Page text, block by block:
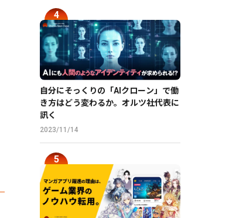
自分にそっくりの「AIクローン」で働
き方はどう変わるか。オルツ社代表に
訊く
2023/11/14